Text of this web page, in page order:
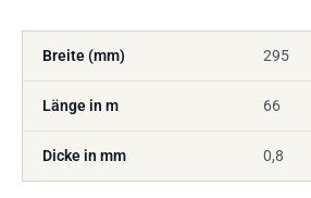
Breite (mm) 295
Länge in m 66
Dicke in mm 0,8